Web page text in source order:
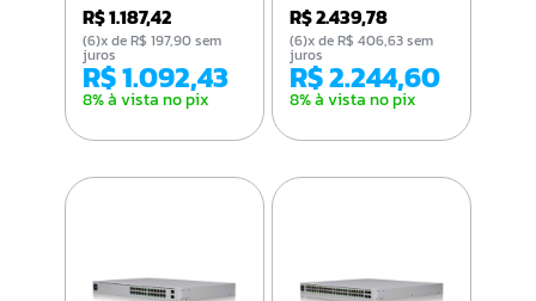
R$ 1.187,42
R$ 1.092,43
8% à vista no pix
(6)x de R$ 197,90 sem
juros
R$ 2.439,78
R$ 2.244,60
8% à vista no pix
(6)x de R$ 406,63 sem
juros